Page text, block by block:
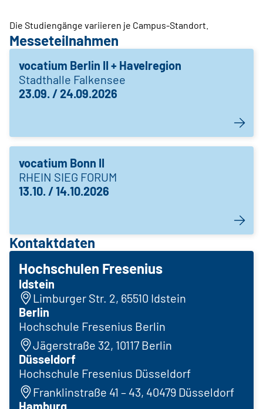
Die Studiengänge variieren je Campus-Standort.
Messeteilnahmen
vocatium Berlin II + Havelregion
Stadthalle Falkensee
23.09. / 24.09.2026
vocatium Bonn II
RHEIN SIEG FORUM
13.10. / 14.10.2026
Kontaktdaten
Hochschulen Fresenius
Idstein
Limburger Str. 2, 65510 Idstein
Berlin
Hochschule Fresenius Berlin
Jägerstraße 32, 10117 Berlin
Düsseldorf
Hochschule Fresenius Düsseldorf
Franklinstraße 41 – 43, 40479 Düsseldorf
Hamburg